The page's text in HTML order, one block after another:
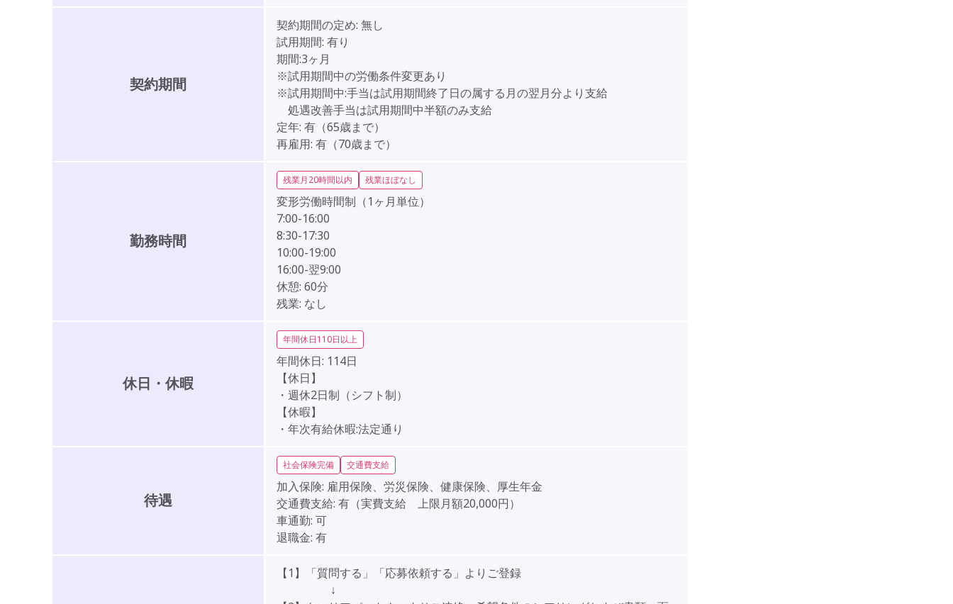
契約期間
契約期間の定め: 無し
試用期間: 有り
期間:3ヶ月
※試用期間中の労働条件変更あり
※試用期間中:手当は試用期間終了日の属する月の翌月分より支給
処遇改善手当は試用期間中半額のみ支給
定年: 有（65歳まで）
再雇用: 有（70歳まで）
勤務時間
残業月20時間以内 残業ほぼなし
変形労働時間制（1ヶ月単位）
7:00-16:00
8:30-17:30
10:00-19:00
16:00-翌9:00
休憩: 60分
残業: なし
休日・休暇
年間休日110日以上
年間休日: 114日
【休日】
・週休2日制（シフト制）
【休暇】
・年次有給休暇:法定通り
待遇
社会保険完備 交通費支給
加入保険: 雇用保険、労災保険、健康保険、厚生年金
交通費支給: 有（実費支給 上限月額20,000円）
車通勤: 可
退職金: 有
【1】「質問する」「応募依頼する」よりご登録
↓